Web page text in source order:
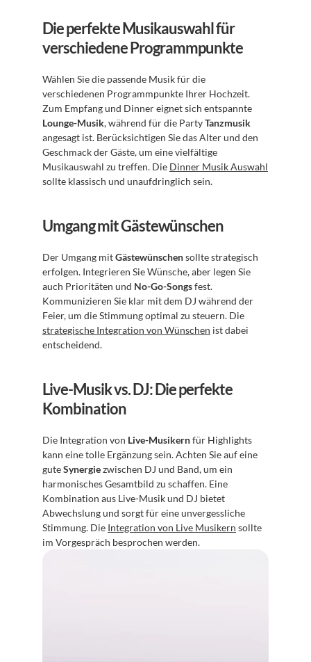
Die perfekte Musikauswahl für
verschiedene Programmpunkte
Wählen Sie die passende Musik für die
verschiedenen Programmpunkte Ihrer Hochzeit.
Lounge-Musik, während für die Party Tanzmusik
angesagt ist. Berücksichtigen Sie das Alter und den
Geschmack der Gäste, um eine vielfältige
Musikauswahl zu treffen. Die Dinner Musik Auswahl
sollte klassisch und unaufdringlich sein.
Umgang mit Gästewünschen
Der Umgang mit Gästewünschen sollte strategisch
erfolgen. Integrieren Sie Wünsche, aber legen Sie
auch Prioritäten und No-Go-Songs fest.
Kommunizieren Sie klar mit dem DJ während der
strategische Integration von Wünschen ist dabei
entscheidend.
Live-Musik vs. DJ: Die perfekte
Kombination
Die Integration von Live-Musikern für Highlights
kann eine tolle Ergänzung sein. Achten Sie auf eine
gute Synergie zwischen DJ und Band, um ein
harmonisches Gesamtbild zu schaffen. Eine
Kombination aus Live-Musik und DJ bietet
Abwechslung und sorgt für eine unvergessliche
Stimmung. Die Integration von Live Musikern sollte
im Vorgespräch besprochen werden.